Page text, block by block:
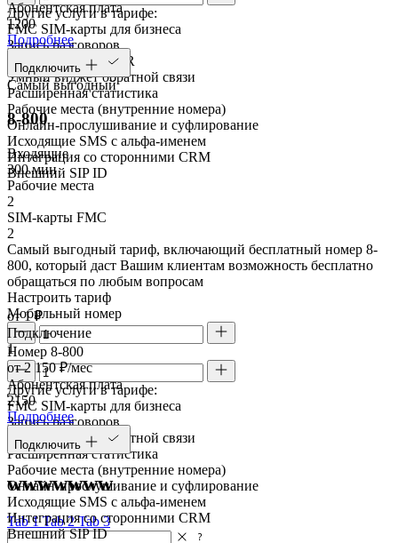
Другие услуги в тарифе:
FMC SIM-карты для бизнеса
Запись разговоров
Голосовое меню IVR
Умный виджет обратной связи
Расширенная статистика
Рабочие места (внутренние номера)
Онлайн-прослушивание и суфлирование
Исходящие SMS с альфа-именем
Интеграция со сторонними CRM
Внешний SIP ID
Абонентская плата
1200
Подробнее
Подключить
Самый выгодный
8-800
Входящие
300 мин
Рабочие места
2
SIM-карты FMC
2
Самый выгодный тариф, включающий бесплатный номер 8-
800, который даст Вашим клиентам возможность бесплатно
обращаться по любым вопросам
Настроить тариф
Мобильный номер
Номер 8-800
Другие услуги в тарифе:
FMC SIM-карты для бизнеса
Запись разговоров
Умный виджет обратной связи
Расширенная статистика
Рабочие места (внутренние номера)
Онлайн-прослушивание и суфлирование
Исходящие SMS с альфа-именем
Интеграция со сторонними CRM
Внешний SIP ID
от 1 ₽
Подключение
1
от 2 150 ₽/мес
Абонентская плата
2150
Подробнее
Подключить
wwwwwww
Tab 1Tab 2Tab 3